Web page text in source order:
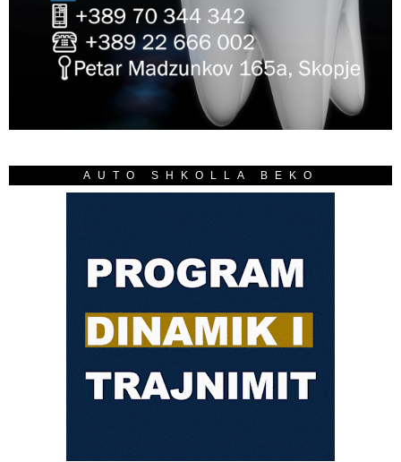
AUTO SHKOLLA BEKO